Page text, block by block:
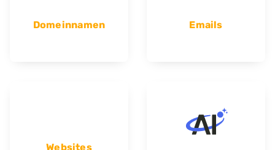
Domeinnamen Emails
Websites